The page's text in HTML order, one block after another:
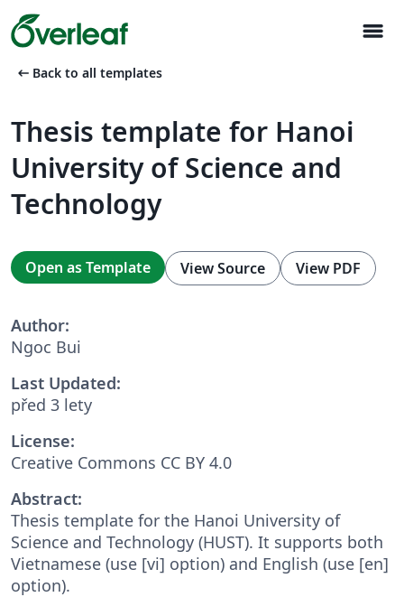
menu
arrow_left_alt Back to all templates
Thesis template for Hanoi
University of Science and
Technology
Open as Template View Source View PDF
Author:
Ngoc Bui
Last Updated:
před 3 lety
License:
Creative Commons CC BY 4.0
Abstract:
Thesis template for the Hanoi University of
Science and Technology (HUST). It supports both
Vietnamese (use [vi] option) and English (use [en]
option).